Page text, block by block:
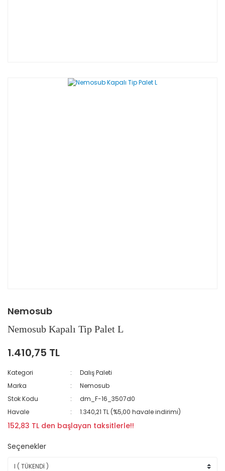
Nemosub
Nemosub Kapalı Tip Palet L
1.410,75 TL
Kategori
Dalış Paleti
Marka
Nemosub
Stok Kodu
dm_F-16_3507d0
Havale
1.340,21 TL (%5,00 havale indirimi)
152,83 TL den başlayan taksitlerle!!
Seçenekler